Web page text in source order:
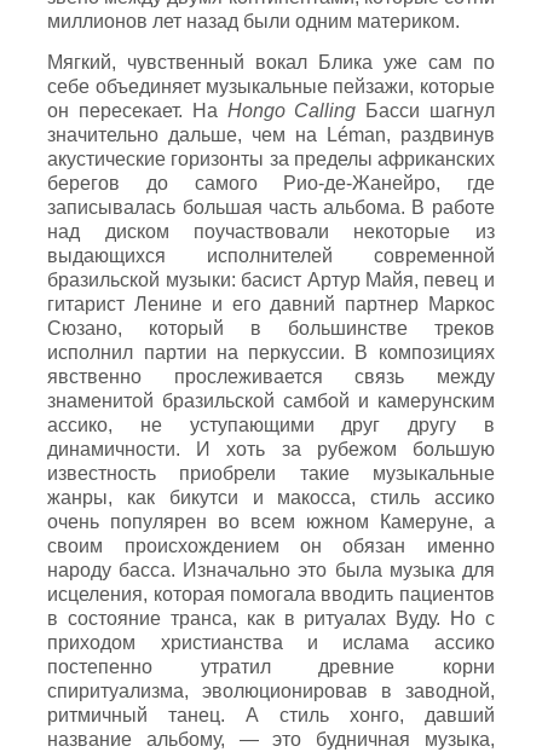
миллионов лет назад были одним материком.
Мягкий, чувственный вокал Блика уже сам по
себе объединяет музыкальные пейзажи, которые
он пересекает. На Hongo Calling Басси шагнул
значительно дальше, чем на Léman, раздвинув
акустические горизонты за пределы африканских
берегов до самого Рио-де-Жанейро, где
записывалась большая часть альбома. В работе
над диском поучаствовали некоторые из
выдающихся исполнителей современной
бразильской музыки: басист Артур Майя, певец и
гитарист Ленине и его давний партнер Маркос
Сюзано, который в большинстве треков
исполнил партии на перкуссии. В композициях
явственно прослеживается связь между
знаменитой бразильской самбой и камерунским
ассико, не уступающими друг другу в
динамичности. И хоть за рубежом большую
известность приобрели такие музыкальные
жанры, как бикутси и макосса, стиль ассико
очень популярен во всем южном Камеруне, а
своим происхождением он обязан именно
народу басса. Изначально это была музыка для
исцеления, которая помогала вводить пациентов
в состояние транса, как в ритуалах Вуду. Но с
приходом христианства и ислама ассико
постепенно утратил древние корни
спиритуализма, эволюционировав в заводной,
ритмичный танец. А стиль хонго, давший
название альбому, — это будничная музыка,